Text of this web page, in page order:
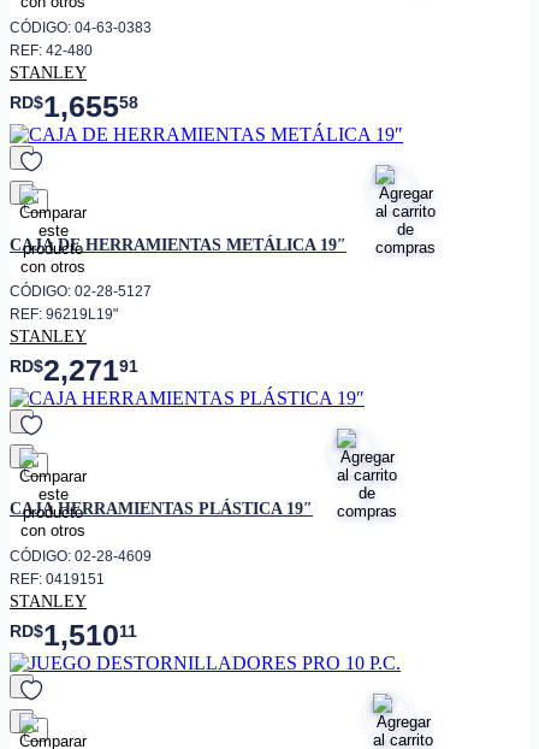
CÓDIGO: 04-63-0383
REF: 42-480
STANLEY
RD$1,65558
favorito
CAJA DE HERRAMIENTAS METÁLICA 19″
CÓDIGO: 02-28-5127
REF: 96219L19"
STANLEY
RD$2,27191
favorito
CAJA HERRAMIENTAS PLÁSTICA 19″
CÓDIGO: 02-28-4609
REF: 0419151
STANLEY
RD$1,51011